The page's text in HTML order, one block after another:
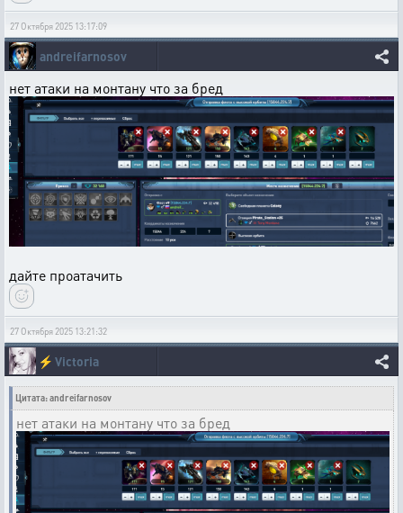
27 Октября 2025 13:17:09
andreifarnosov
нет атаки на монтану что за бред
дайте проатачить
27 Октября 2025 13:21:32
⚡ Victoria
Цитата: andreifarnosov
нет атаки на монтану что за бред